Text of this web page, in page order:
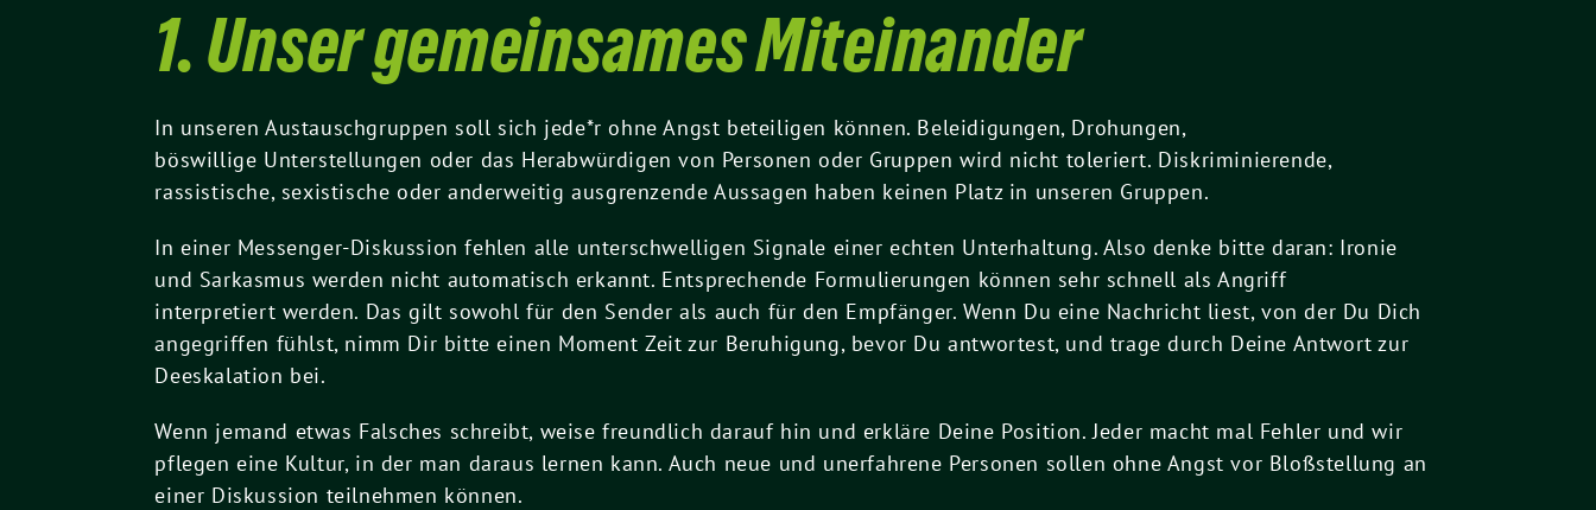
1. Unser gemeinsames Miteinander
In unseren Austauschgruppen soll sich jede*r ohne Angst beteiligen können. Beleidigungen, Drohungen,
böswillige Unterstellungen oder das Herabwürdigen von Personen oder Gruppen wird nicht toleriert. Diskriminierende,
rassistische, sexistische oder anderweitig ausgrenzende Aussagen haben keinen Platz in unseren Gruppen.
In einer Messenger-Diskussion fehlen alle unterschwelligen Signale einer echten Unterhaltung. Also denke bitte daran: Ironie
und Sarkasmus werden nicht automatisch erkannt. Entsprechende Formulierungen können sehr schnell als Angriff
interpretiert werden. Das gilt sowohl für den Sender als auch für den Empfänger. Wenn Du eine Nachricht liest, von der Du Dich
angegriffen fühlst, nimm Dir bitte einen Moment Zeit zur Beruhigung, bevor Du antwortest, und trage durch Deine Antwort zur
Deeskalation bei.
Wenn jemand etwas Falsches schreibt, weise freundlich darauf hin und erkläre Deine Position. Jeder macht mal Fehler und wir
pflegen eine Kultur, in der man daraus lernen kann. Auch neue und unerfahrene Personen sollen ohne Angst vor Bloßstellung an
einer Diskussion teilnehmen können.